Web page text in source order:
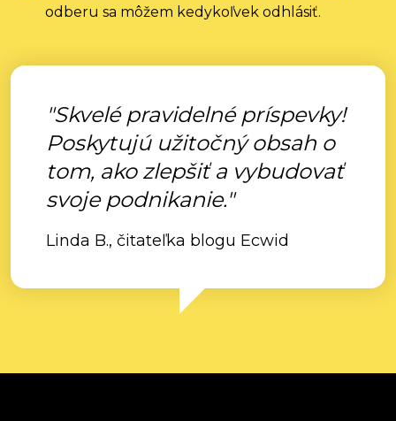
odberu sa môžem kedykoľvek odhlásiť.
"Skvelé pravidelné príspevky!
Poskytujú užitočný obsah o
tom, ako zlepšiť a vybudovať
svoje podnikanie."
Linda B., čitateľka blogu Ecwid